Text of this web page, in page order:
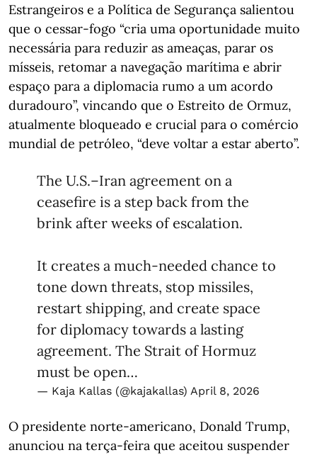
Estrangeiros e a Política de Segurança salientou
que o cessar-fogo “cria uma oportunidade muito
necessária para reduzir as ameaças, parar os
mísseis, retomar a navegação marítima e abrir
espaço para a diplomacia rumo a um acordo
duradouro”, vincando que o Estreito de Ormuz,
atualmente bloqueado e crucial para o comércio
mundial de petróleo, “deve voltar a estar aberto”.
The U.S.–Iran agreement on a
ceasefire is a step back from the
brink after weeks of escalation.
It creates a much-needed chance to
tone down threats, stop missiles,
restart shipping, and create space
for diplomacy towards a lasting
agreement. The Strait of Hormuz
must be open…
— Kaja Kallas (@kajakallas) April 8, 2026
O presidente norte-americano, Donald Trump,
anunciou na terça-feira que aceitou suspender